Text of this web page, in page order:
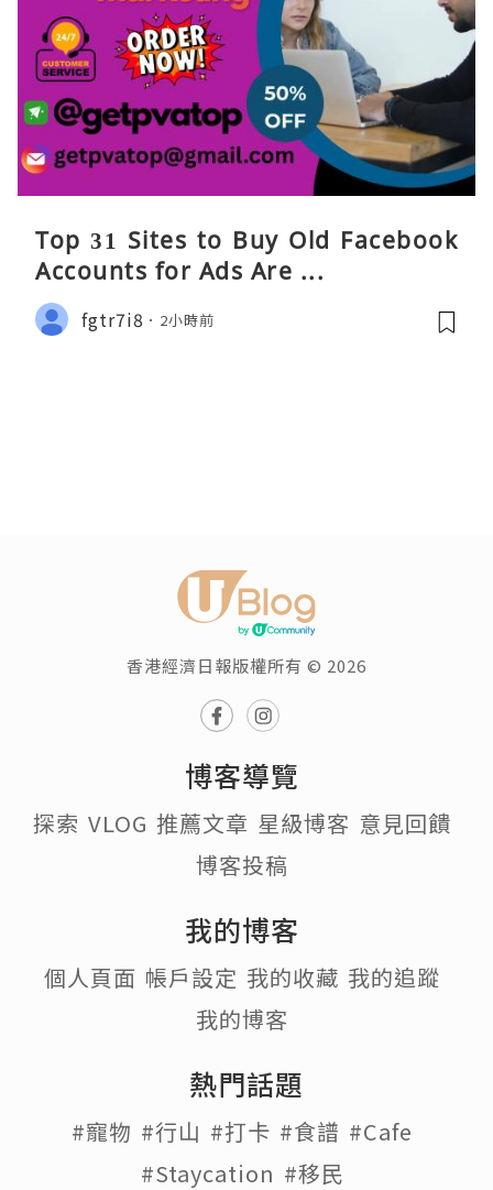
Top 31 Sites to Buy Old Facebook
Accounts​ for Ads Are ...
fgtr7i8 2小時前
香港經濟日報版權所有 © 2026
博客導覽
探索 VLOG 推薦文章 星級博客 意見回饋
博客投稿
我的博客
個人頁面 帳戶設定 我的收藏 我的追蹤
我的博客
熱門話題
#寵物 #行山 #打卡 #食譜 #Cafe
#Staycation #移民